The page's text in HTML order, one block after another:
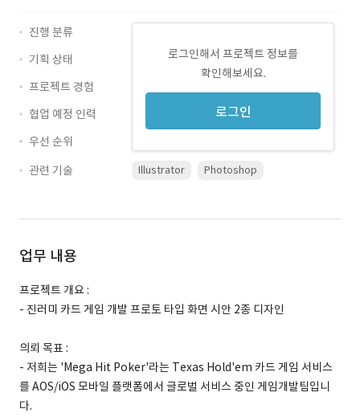
로그인해서 프로젝트 정보를
확인해보세요.
로그인
진행 분류
기획 상태
프로젝트 경험
협업 예정 인력
우선 순위
관련 기술
Illustrator Photoshop
업무 내용
프로젝트 개요 :
- 진러미 카드 게임 개발 프로토 타입 화면 시안 2종 디자인
의뢰 목표 :
- 저희는 'Mega Hit Poker'라는 Texas Hold'em 카드 게임 서비스
를 AOS/iOS 모바일 플랫폼에서 글로벌 서비스 중인 게임개발팀입니
다.